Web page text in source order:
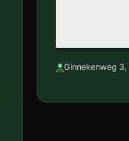
Ginnekenweg